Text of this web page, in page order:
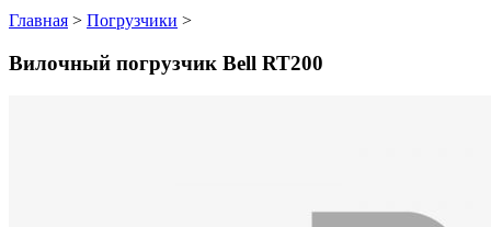
Главная > Погрузчики >
Вилочный погрузчик Bell RT200